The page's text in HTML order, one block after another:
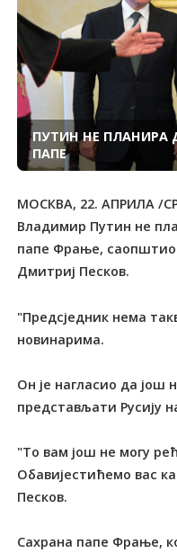
ПУТИН НЕ ПЛАНИРА
ПАПЕ
МОСКВА, 22. АПРИЛА /
Владимир Путин не
папе Фрање,
Дмитриј Песков.
"Предсједник нема
новинарима.
Он је нагласио да још
представљати Русију
"То вам још не могу
Обавијестићемо вас
Песков.
Сахрана папе Фрање,